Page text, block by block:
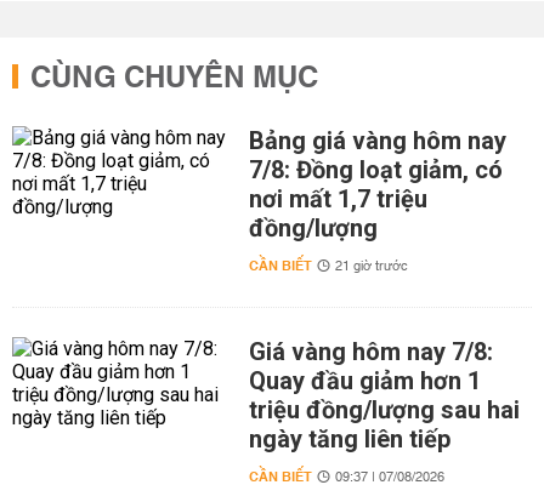
CÙNG CHUYÊN MỤC
Bảng giá vàng hôm nay
7/8: Đồng loạt giảm, có
nơi mất 1,7 triệu
đồng/lượng
CẦN BIẾT 21 giờ trước
Giá vàng hôm nay 7/8:
Quay đầu giảm hơn 1
triệu đồng/lượng sau hai
ngày tăng liên tiếp
CẦN BIẾT 09:37 | 07/08/2026